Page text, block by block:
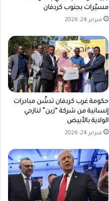
مسيّرات بجنوب كردفان
فبراير 24, 2026
حكومة غرب كردفان تدشّن مبادرات
إنسانية من شركة “زين” لنازحي
الولاية بالأبيض
فبراير 24, 2026